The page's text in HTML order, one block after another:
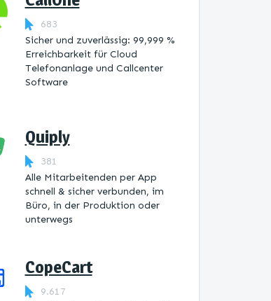
683
Sicher und zuverlässig: 99,999 %
Erreichbarkeit für Cloud
Telefonanlage und Callcenter
Software
Quiply
381
Alle Mitarbeitenden per App
schnell & sicher verbunden, im
Büro, in der Produktion oder
unterwegs
CopeCart
9.617